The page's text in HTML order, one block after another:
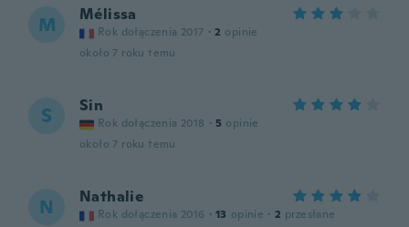
M Mélissa
Rok dołączenia 2017 · 2 opinie
około 7 roku temu
S Sin
Rok dołączenia 2018 · 5 opinie
około 7 roku temu
N Nathalie
Rok dołączenia 2016 · 13 opinie · 2 przesłane